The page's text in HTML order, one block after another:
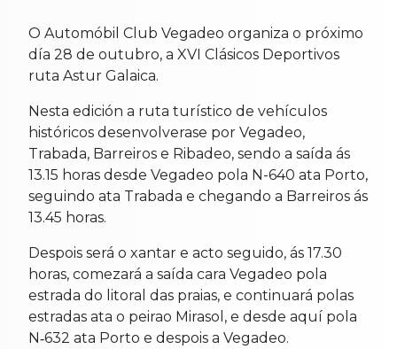
O Automóbil Club Vegadeo organiza o próximo
día 28 de outubro, a XVI Clásicos Deportivos
ruta Astur Galaica.
Nesta edición a ruta turístico de vehículos
históricos desenvolverase por Vegadeo,
Trabada, Barreiros e Ribadeo, sendo a saída ás
13.15 horas desde Vegadeo pola N-640 ata Porto,
seguindo ata Trabada e chegando a Barreiros ás
13.45 horas.
Despois será o xantar e acto seguido, ás 17.30
horas, comezará a saída cara Vegadeo pola
estrada do litoral das praias, e continuará polas
estradas ata o peirao Mirasol, e desde aquí pola
N‐632 ata Porto e despois a Vegadeo.